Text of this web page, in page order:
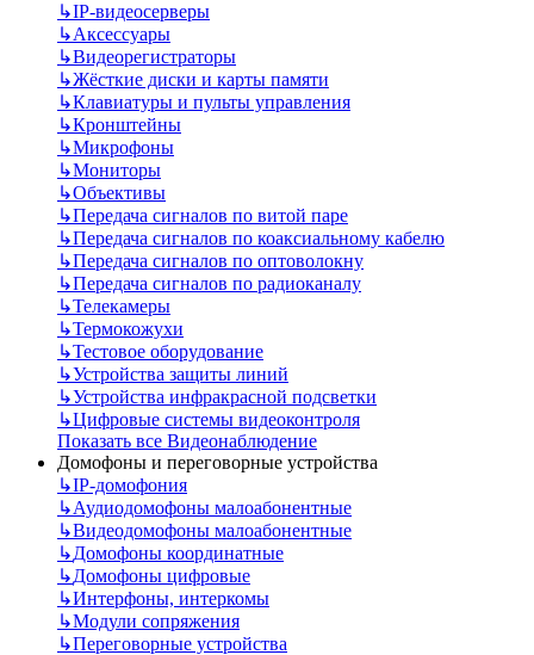
↳IP-видеосерверы
↳Аксессуары
↳Видеорегистраторы
↳Жёсткие диски и карты памяти
↳Клавиатуры и пульты управления
↳Кронштейны
↳Микрофоны
↳Мониторы
↳Объективы
↳Передача сигналов по витой паре
↳Передача сигналов по коаксиальному кабелю
↳Передача сигналов по оптоволокну
↳Передача сигналов по радиоканалу
↳Телекамеры
↳Термокожухи
↳Тестовое оборудование
↳Устройства защиты линий
↳Устройства инфракрасной подсветки
↳Цифровые системы видеоконтроля
Показать все Видеонаблюдение
Домофоны и переговорные устройства
↳IP-домофония
↳Аудиодомофоны малоабонентные
↳Видеодомофоны малоабонентные
↳Домофоны координатные
↳Домофоны цифровые
↳Интерфоны, интеркомы
↳Модули сопряжения
↳Переговорные устройства